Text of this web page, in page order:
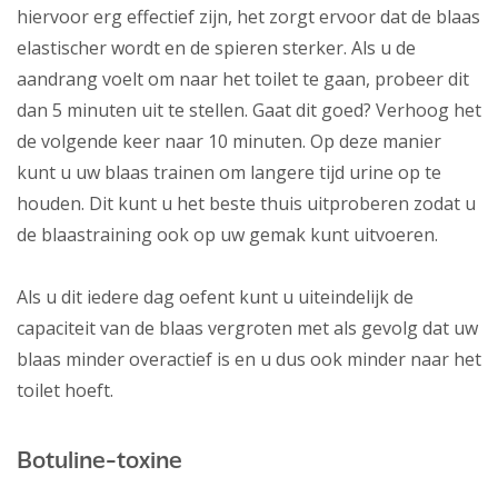
hiervoor erg effectief zijn, het zorgt ervoor dat de blaas
elastischer wordt en de spieren sterker. Als u de
aandrang voelt om naar het toilet te gaan, probeer dit
dan 5 minuten uit te stellen. Gaat dit goed? Verhoog het
de volgende keer naar 10 minuten. Op deze manier
kunt u uw blaas trainen om langere tijd urine op te
houden. Dit kunt u het beste thuis uitproberen zodat u
de blaastraining ook op uw gemak kunt uitvoeren.
Als u dit iedere dag oefent kunt u uiteindelijk de
capaciteit van de blaas vergroten met als gevolg dat uw
blaas minder overactief is en u dus ook minder naar het
toilet hoeft.
Botuline-toxine